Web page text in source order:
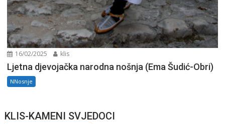
16/02/2025 klis
Ljetna djevojačka narodna nošnja (Ema Šudić-Obri)
NNosnje
KLIS-KAMENI SVJEDOCI